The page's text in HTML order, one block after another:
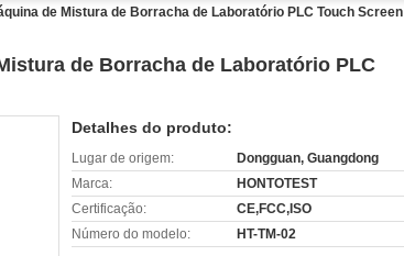
de Mistura de Borracha de Laboratório PLC Touch Screen
de Borracha de Laboratório PLC
Detalhes do produto:
Lugar de origem:
Dongguan, Guangdong
Marca:
HONTOTEST
Certificação:
CE,FCC,ISO
Número do modelo:
HT-TM-02